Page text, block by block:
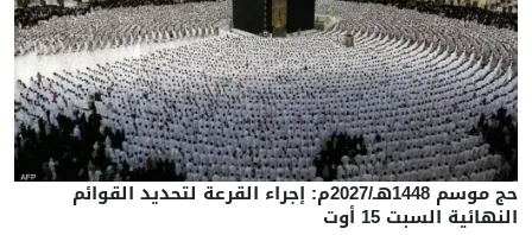
حج موسم 1448هـ/2027م: إجراء القرعة لتحديد القوائم
النهائية السبت 15 أوت